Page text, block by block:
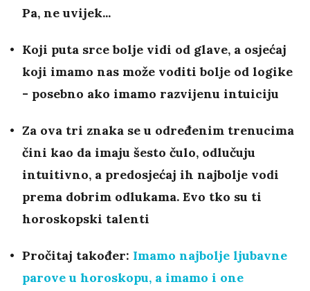
Pa, ne uvijek...
Koji puta srce bolje vidi od glave, a osjećaj
koji imamo nas može voditi bolje od logike
- posebno ako imamo razvijenu intuiciju
Za ova tri znaka se u određenim trenucima
čini kao da imaju šesto čulo, odlučuju
intuitivno, a predosjećaj ih najbolje vodi
prema dobrim odlukama. Evo tko su ti
horoskopski talenti
Pročitaj također: Imamo najbolje ljubavne
parove u horoskopu, a imamo i one